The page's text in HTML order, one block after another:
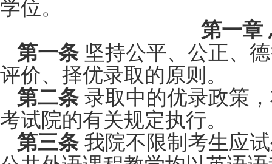
学位。
第一章
第一条 坚持公平、公正、
评价、择优录取的原则。
第二条 录取中的优录政策
考试院的有关规定执行。
第三条 我院不限制考生应